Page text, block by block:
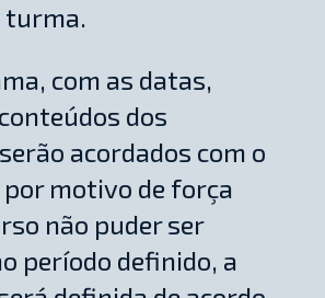
turma.
com as datas,
dos
acordados com o
por motivo de força
não puder ser
período definido, a